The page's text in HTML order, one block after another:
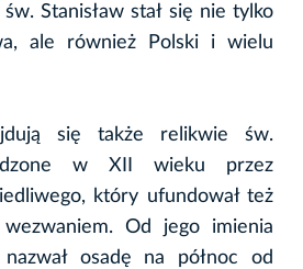
Stanisław stał się nie tylko
ale również Polski i wielu
się także relikwie św.
w XII wieku przez
który ufundował też
Od jego imienia
osadę na północ od